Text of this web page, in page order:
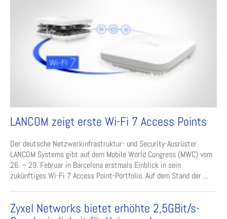
LANCOM zeigt erste Wi-Fi 7 Access Points
Der deutsche Netzwerkinfrastruktur- und Security-Ausrüster
LANCOM Systems gibt auf dem Mobile World Congress (MWC) vom
26. – 29. Februar in Barcelona erstmals Einblick in sein
zukünftiges Wi-Fi 7 Access Point-Portfolio. Auf dem Stand der ...
Zyxel Networks bietet erhöhte 2,5GBit/s-